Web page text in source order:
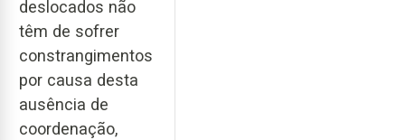
deslocados não
têm de sofrer
constrangimentos
por causa desta
ausência de
coordenação,